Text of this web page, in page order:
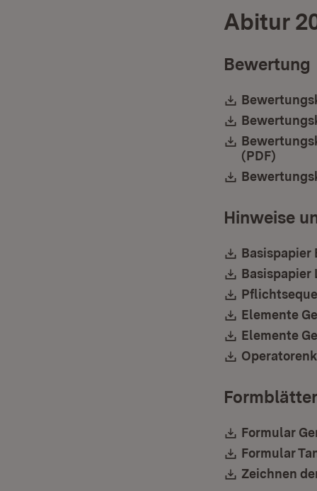
Abitur
Bewertung
Download:
Download:
Download:
(PDF)
Download:
Hinweise
Download:
Basispapier
Download:
Basispapier
Download:
Download:
Elemente
Download:
Elemente
Download:
Download:
Formular
Download:
Formular
Download:
Zeichnen